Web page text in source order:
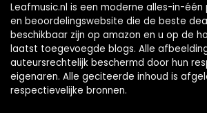
Leafmusic.nl is een moderne alles-in-één
en beoordelingswebsite die de beste
beschikbaar zijn op amazon en u op de
laatst toegevoegde blogs. Alle
auteursrechtelijk beschermd door hun
eigenaren. Alle geciteerde inhoud is
respectievelijke bronnen.